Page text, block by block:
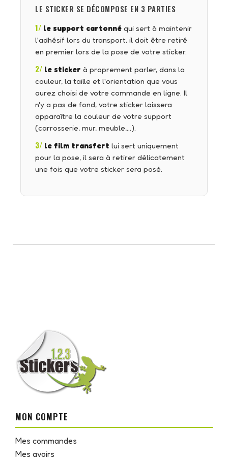
LE STICKER SE DÉCOMPOSE EN 3 PARTIES
1/ le support cartonné qui sert à maintenir
l'adhésif lors du transport, il doit être retiré
en premier lors de la pose de votre sticker.
2/ le sticker à proprement parler, dans la
couleur, la taille et l'orientation que vous
aurez choisi de votre commande en ligne. Il
n'y a pas de fond, votre sticker laissera
apparaître la couleur de votre support
(carrosserie, mur, meuble,…).
3/ le film transfert lui sert uniquement
pour la pose, il sera à retirer délicatement
une fois que votre sticker sera posé.
MON COMPTE
Mes commandes
Mes avoirs